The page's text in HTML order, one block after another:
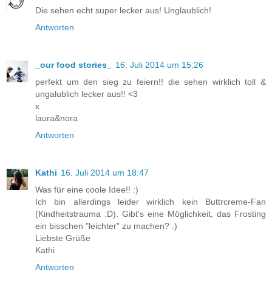
Die sehen echt super lecker aus! Unglaublich!
Antworten
_our food stories_
16. Juli 2014 um 15:26
perfekt um den sieg zu feiern!! die sehen wirklich toll &
ungalublich lecker aus!! <3
x
laura&nora
Antworten
Kathi 16. Juli 2014 um 18:47
Was für eine coole Idee!! :)
Ich bin allerdings leider wirklich kein Buttrcreme-Fan
(Kindheitstrauma :D). Gibt's eine Möglichkeit, das Frosting
ein bisschen "leichter" zu machen? :)
Liebste Grüße
Kathi
Antworten